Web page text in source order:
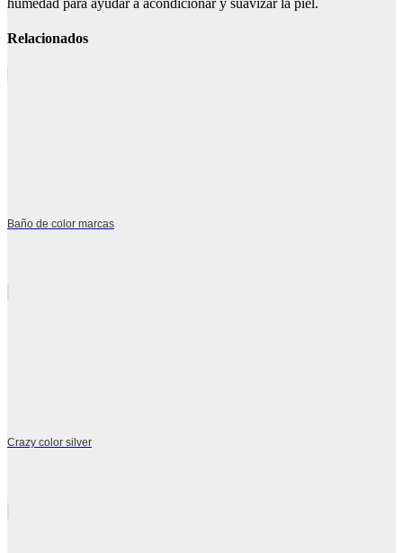
humedad para ayudar a acondicionar y suavizar la piel.
Relacionados
Baño de color marcas
Crazy color silver